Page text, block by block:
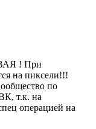
! При
на пиксели!!!
по
т.к. на
операцией на